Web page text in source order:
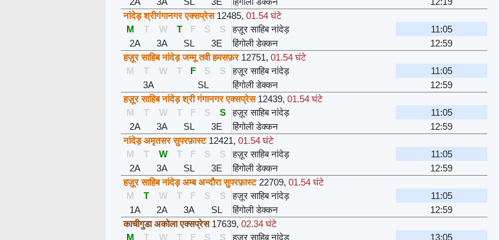
नांदेड़ श्रीगंगानगर एक्सप्रेस 12485, 01.54 घंटे
M
T W T F S S हज़ूर साहिब नांदेड़
11:05
2A
3A SL 3E हिंगोली डेक्कन
12:59
हज़ूर साहिब नांदेड़ जम्मू तवी हमसफ़र 12751, 01.54 घंटे
M
T W T F S S हज़ूर साहिब नांदेड़
11:05
3A
SL हिंगोली डेक्कन
12:59
हज़ूर साहिब नांदेड़ श्री गंगानगर एक्सप्रेस 12439, 01.54 घंटे
M
T W T F S S हज़ूर साहिब नांदेड़
11:05
2A
3A SL 3E हिंगोली डेक्कन
12:59
नांदेड़ अमृतसर सुपरफ़ास्ट 12421, 01.54 घंटे
M
T W T F S S हज़ूर साहिब नांदेड़
11:05
2A
3A SL 3E हिंगोली डेक्कन
12:59
हज़ूर साहिब नांदेड़ अम्ब अन्दौरा सुपरफ़ास्ट 22709, 01.54 घंटे
M
T W T F S S हज़ूर साहिब नांदेड़
11:05
1A
2A 3A SL हिंगोली डेक्कन
12:59
काचीगुडा अकोला एक्सप्रेस 17639, 02.34 घंटे
M
T W T F S S हज़ूर साहिब नांदेड़
13:05